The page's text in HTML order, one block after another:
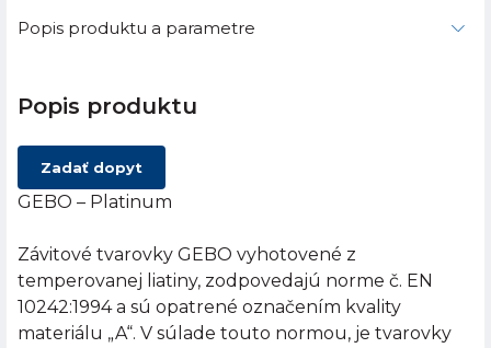
Popis produktu a parametre
Popis produktu
Zadať dopyt
GEBO – Platinum
Závitové tvarovky GEBO vyhotovené z
temperovanej liatiny, zodpovedajú norme č. EN
10242:1994 a sú opatrené označením kvality
materiálu „A“. V súlade touto normou, je tvarovky